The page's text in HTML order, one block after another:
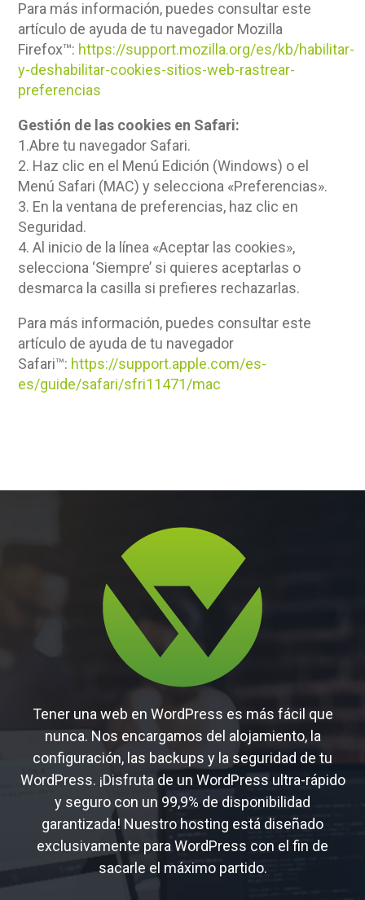
Para más información, puedes consultar este
artículo de ayuda de tu navegador Mozilla
Firefox™: https://support.mozilla.org/es/kb/habilitar-
y-deshabilitar-cookies-sitios-web-rastrear-
preferencias
Gestión de las cookies en Safari:
1.Abre tu navegador Safari.
2. Haz clic en el Menú Edición (Windows) o el
Menú Safari (MAC) y selecciona «Preferencias».
3. En la ventana de preferencias, haz clic en
Seguridad.
4. Al inicio de la línea «Aceptar las cookies»,
selecciona ‘Siempre’ si quieres aceptarlas o
desmarca la casilla si prefieres rechazarlas.
Para más información, puedes consultar este
artículo de ayuda de tu navegador
Safari™: https://support.apple.com/es-
es/guide/safari/sfri11471/mac
Tener una web en WordPress es más fácil que
nunca. Nos encargamos del alojamiento, la
configuración, las backups y la seguridad de tu
WordPress. ¡Disfruta de un WordPress ultra-rápido
y seguro con un 99,9% de disponibilidad
garantizada! Nuestro hosting está diseñado
exclusivamente para WordPress con el fin de
sacarle el máximo partido.